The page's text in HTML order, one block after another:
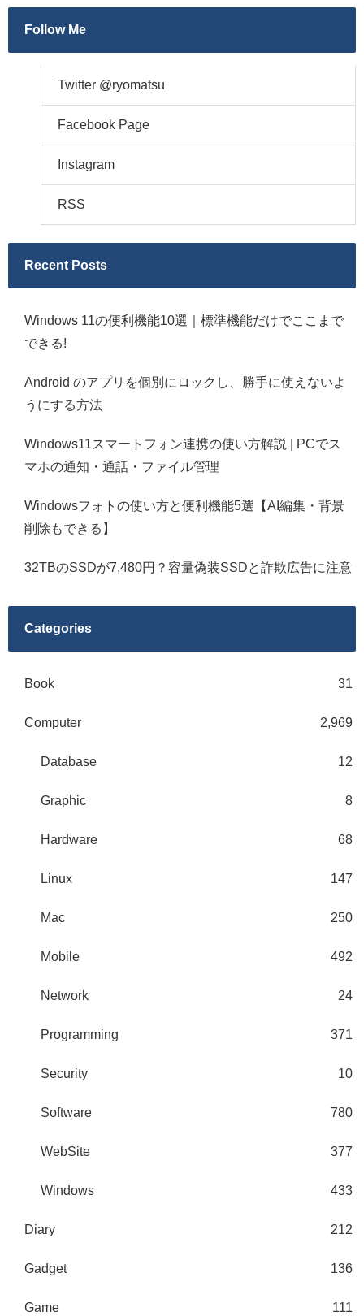
Follow Me
Twitter @ryomatsu
Facebook Page
Instagram
RSS
Recent Posts
Windows 11の便利機能10選｜標準機能だけでここまで
できる!
Android のアプリを個別にロックし、勝手に使えないよ
うにする方法
Windows11スマートフォン連携の使い方解説 | PCでス
マホの通知・通話・ファイル管理
Windowsフォトの使い方と便利機能5選【AI編集・背景
削除もできる】
32TBのSSDが7,480円？容量偽装SSDと詐欺広告に注意
Categories
Book 31
Computer 2,969
Database 12
Graphic 8
Hardware 68
Linux 147
Mac 250
Mobile 492
Network 24
Programming 371
Security 10
Software 780
WebSite 377
Windows 433
Diary 212
Gadget 136
Game 111